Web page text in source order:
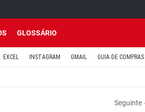
GLOSSÁRIO
EXCEL INSTAGRAM GMAIL GUIA DE COMPRAS
Seguinte